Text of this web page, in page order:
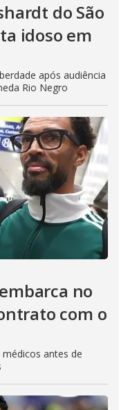
do São
idoso em
após audiência
Rio Negro
no
com o
antes de